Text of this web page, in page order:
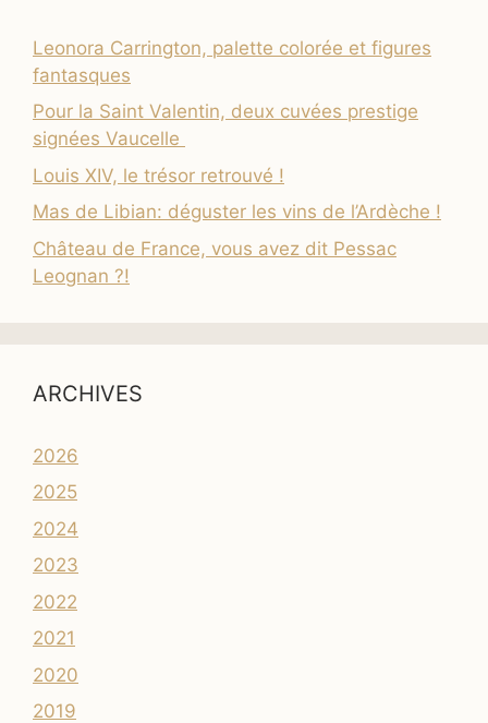
Leonora Carrington, palette colorée et figures
fantasques
Pour la Saint Valentin, deux cuvées prestige
signées Vaucelle
Louis XIV, le trésor retrouvé !
Mas de Libian: déguster les vins de l’Ardèche !
Château de France, vous avez dit Pessac
Leognan ?!
ARCHIVES
2026
2025
2024
2023
2022
2021
2020
2019